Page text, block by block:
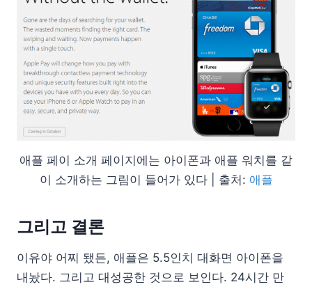
애플 페이 소개 페이지에는 아이폰과 애플 워치를 같
이 소개하는 그림이 들어가 있다 | 출처: 애플
그리고 결론
이유야 어찌 됐든, 애플은 5.5인치 대화면 아이폰을
내놨다. 그리고 대성공한 것으로 보인다. 24시간 만